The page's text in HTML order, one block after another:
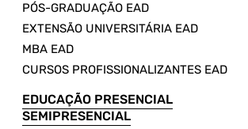
PÓS-GRADUAÇÃO EAD
EXTENSÃO UNIVERSITÁRIA EAD
MBA EAD
CURSOS PROFISSIONALIZANTES EAD
EDUCAÇÃO PRESENCIAL
SEMIPRESENCIAL